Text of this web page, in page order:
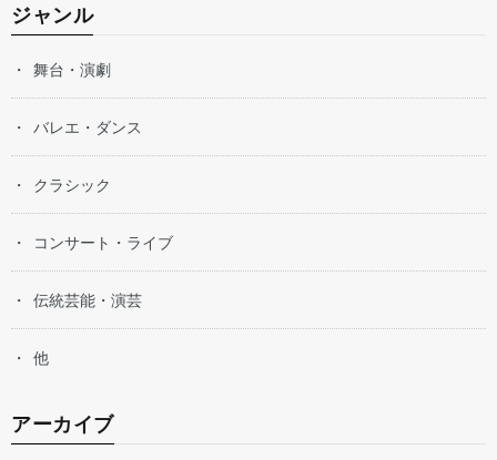
ジャンル
舞台・演劇
バレエ・ダンス
クラシック
コンサート・ライブ
伝統芸能・演芸
他
アーカイブ